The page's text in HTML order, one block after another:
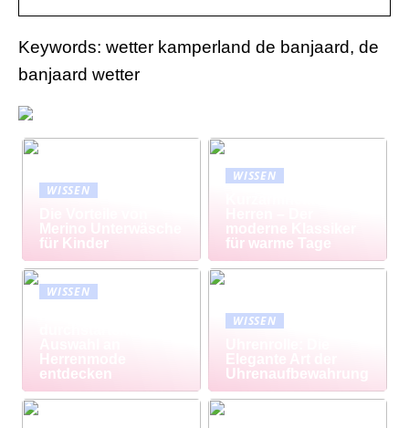
Keywords: wetter kamperland de banjaard, de
banjaard wetter
WISSEN
Merino Unterwäsche
für Kinder
WISSEN
moderne Klassiker
für warme Tage
WISSEN
Herrenmode
entdecken
WISSEN
Elegante Art der
Uhrenaufbewahrung